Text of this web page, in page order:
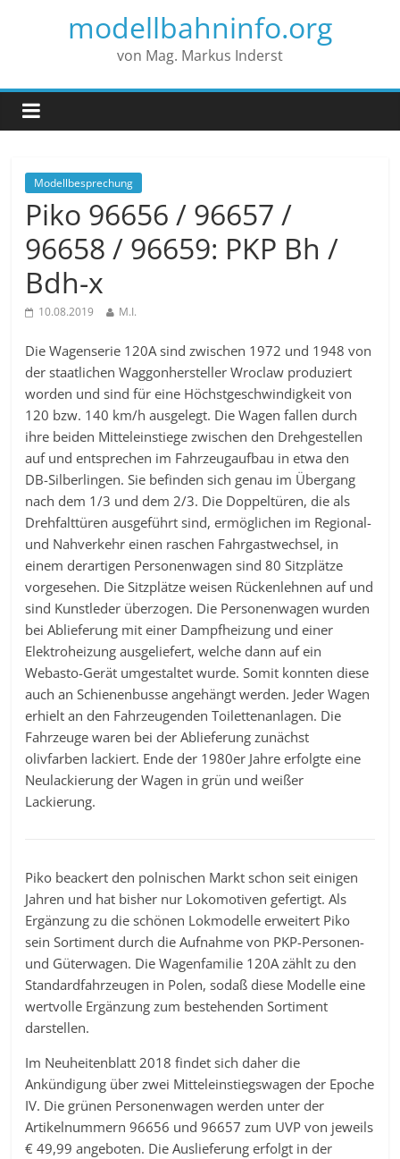
modellbahninfo.org
von Mag. Markus Inderst
Modellbesprechung
Piko 96656 / 96657 /
96658 / 96659: PKP Bh /
Bdh-x
10.08.2019 M.I.
Die Wagenserie 120A sind zwischen 1972 und 1948 von
der staatlichen Waggonhersteller Wroclaw produziert
worden und sind für eine Höchstgeschwindigkeit von
120 bzw. 140 km/h ausgelegt. Die Wagen fallen durch
ihre beiden Mitteleinstiege zwischen den Drehgestellen
auf und entsprechen im Fahrzeugaufbau in etwa den
DB-Silberlingen. Sie befinden sich genau im Übergang
nach dem 1/3 und dem 2/3. Die Doppeltüren, die als
Drehfalttüren ausgeführt sind, ermöglichen im Regional-
und Nahverkehr einen raschen Fahrgastwechsel, in
einem derartigen Personenwagen sind 80 Sitzplätze
vorgesehen. Die Sitzplätze weisen Rückenlehnen auf und
sind Kunstleder überzogen. Die Personenwagen wurden
bei Ablieferung mit einer Dampfheizung und einer
Elektroheizung ausgeliefert, welche dann auf ein
Webasto-Gerät umgestaltet wurde. Somit konnten diese
auch an Schienenbusse angehängt werden. Jeder Wagen
erhielt an den Fahrzeugenden Toilettenanlagen. Die
Fahrzeuge waren bei der Ablieferung zunächst
olivfarben lackiert. Ende der 1980er Jahre erfolgte eine
Neulackierung der Wagen in grün und weißer
Lackierung.
Piko beackert den polnischen Markt schon seit einigen
Jahren und hat bisher nur Lokomotiven gefertigt. Als
Ergänzung zu die schönen Lokmodelle erweitert Piko
sein Sortiment durch die Aufnahme von PKP-Personen-
und Güterwagen. Die Wagenfamilie 120A zählt zu den
Standardfahrzeugen in Polen, sodaß diese Modelle eine
wertvolle Ergänzung zum bestehenden Sortiment
darstellen.
Im Neuheitenblatt 2018 findet sich daher die
Ankündigung über zwei Mitteleinstiegswagen der Epoche
IV. Die grünen Personenwagen werden unter der
Artikelnummern 96656 und 96657 zum UVP von jeweils
€ 49,99 angeboten. Die Auslieferung erfolgt in der